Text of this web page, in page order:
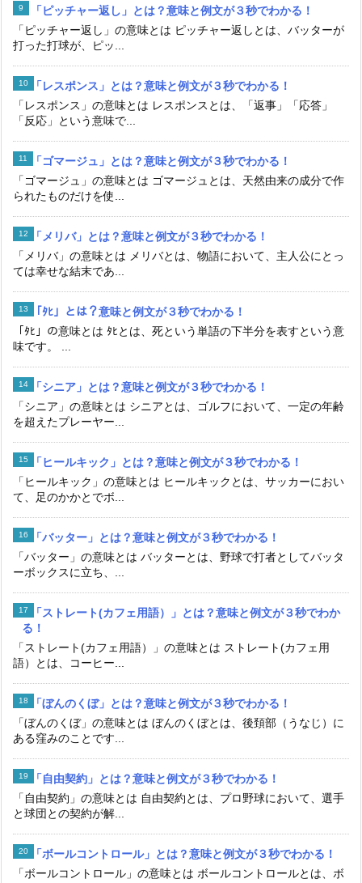
「ピッチャー返し」とは？意味と例文が３秒でわかる！
「ピッチャー返し」の意味とは ピッチャー返しとは、バッターが
打った打球が、ピッ...
「レスポンス」とは？意味と例文が３秒でわかる！
「レスポンス」の意味とは レスポンスとは、「返事」「応答」
「反応」という意味で...
「ゴマージュ」とは？意味と例文が３秒でわかる！
「ゴマージュ」の意味とは ゴマージュとは、天然由来の成分で作
られたものだけを使...
「メリバ」とは？意味と例文が３秒でわかる！
「メリバ」の意味とは メリバとは、物語において、主人公にとっ
ては幸せな結末であ...
「ﾀﾋ」とは？意味と例文が３秒でわかる！
「ﾀﾋ」の意味とは ﾀﾋとは、死という単語の下半分を表すという意
味です。 ...
「シニア」とは？意味と例文が３秒でわかる！
「シニア」の意味とは シニアとは、ゴルフにおいて、一定の年齢
を超えたプレーヤー...
「ヒールキック」とは？意味と例文が３秒でわかる！
「ヒールキック」の意味とは ヒールキックとは、サッカーにおい
て、足のかかとでボ...
「バッター」とは？意味と例文が３秒でわかる！
「バッター」の意味とは バッターとは、野球で打者としてバッタ
ーボックスに立ち、...
「ストレート(カフェ用語）」とは？意味と例文が３秒でわか
る！
「ストレート(カフェ用語）」の意味とは ストレート(カフェ用
語）とは、コーヒー...
「ぼんのくぼ」とは？意味と例文が３秒でわかる！
「ぼんのくぼ」の意味とは ぼんのくぼとは、後頚部（うなじ）に
ある窪みのことです...
「自由契約」とは？意味と例文が３秒でわかる！
「自由契約」の意味とは 自由契約とは、プロ野球において、選手
と球団との契約が解...
「ボールコントロール」とは？意味と例文が３秒でわかる！
「ボールコントロール」の意味とは ボールコントロールとは、ボ